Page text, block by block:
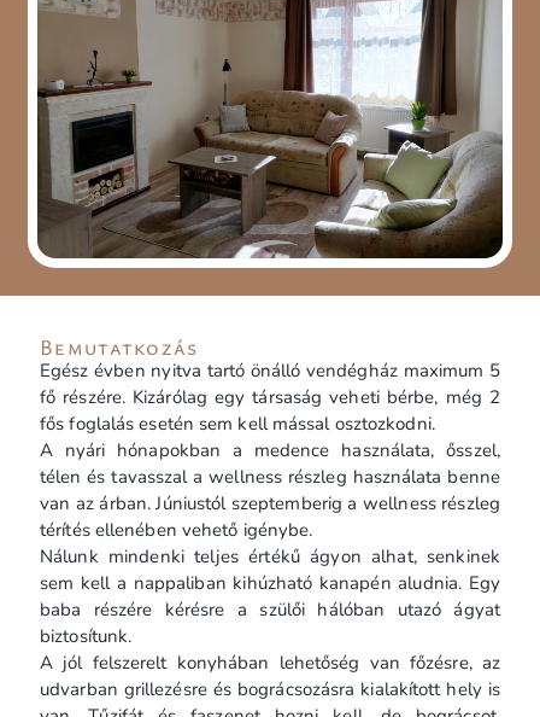
Bemutatkozás
Egész évben nyitva tartó önálló vendégház maximum 5
fő részére. Kizárólag egy társaság veheti bérbe, még 2
fős foglalás esetén sem kell mással osztozkodni.
A nyári hónapokban a medence használata, ősszel,
télen és tavasszal a wellness részleg használata benne
van az árban. Júniustól szeptemberig a wellness részleg
térítés ellenében vehető igénybe.
Nálunk mindenki teljes értékű ágyon alhat, senkinek
sem kell a nappaliban kihúzható kanapén aludnia. Egy
baba részére kérésre a szülői hálóban utazó ágyat
biztosítunk.
A jól felszerelt konyhában lehetőség van főzésre, az
udvarban grillezésre és bográcsozásra kialakított hely is